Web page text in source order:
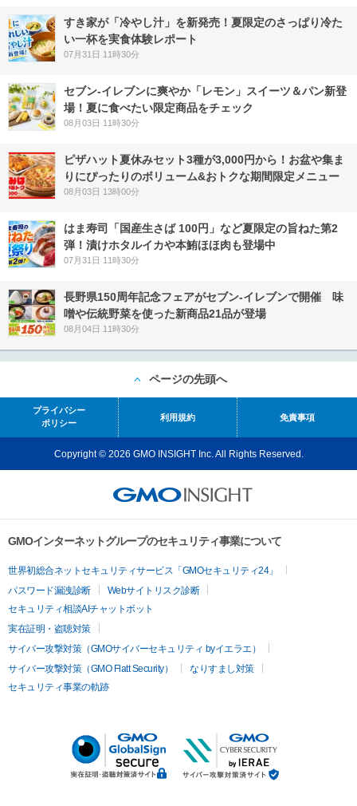
すき家が「冷やし汁」を新発売！夏限定のさっぱり冷た
い一杯を実食体験レポート
07月31日 11時30分
セブン‐イレブンに爽やか「レモン」スイーツ＆パン新登
場！夏に食べたい限定商品をチェック
08月03日 11時30分
ピザハット夏休みセット3種が3,000円から！お盆や集ま
りにぴったりのボリューム&おトクな期間限定メニュー
08月03日 13時00分
はま寿司「国産生さば 100円」など夏限定の旨ねた第2
弾！漬けホタルイカや本鮪ほほ肉も登場中
07月31日 11時30分
長野県150周年記念フェアがセブン-イレブンで開催 味
噌や伝統野菜を使った新商品21品が登場
08月04日 11時30分
ページの先頭へ
プライバシー
ポリシー
利用規約 免責事項
Copyright © 2026 GMO INSIGHT Inc. All Rights Reserved.
GMOインターネットグループのセキュリティ事業について
世界初総合ネットセキュリティサービス「GMOセキュリティ24」
パスワード漏洩診断
Webサイトリスク診断
セキュリティ相談AIチャットボット
実在証明・盗聴対策
サイバー攻撃対策（GMOサイバーセキュリティ byイエラエ）
サイバー攻撃対策（GMO Flatt Security）
なりすまし対策
セキュリティ事業の軌跡